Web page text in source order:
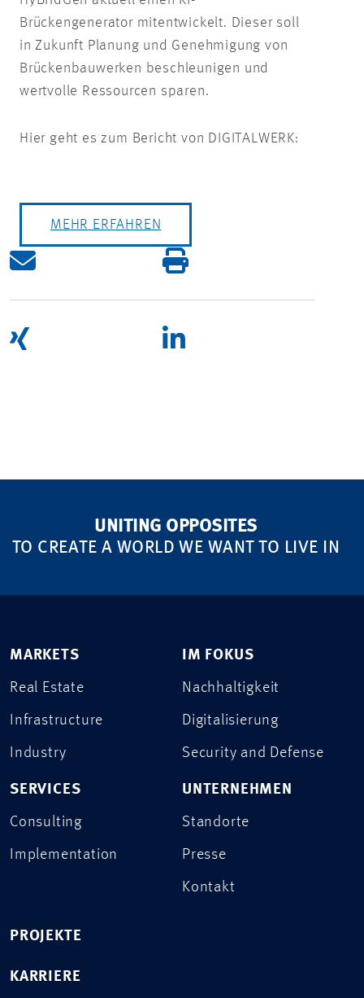
Brückengenerator mitentwickelt. Dieser soll
in Zukunft Planung und Genehmigung von
Brückenbauwerken beschleunigen und
wertvolle Ressourcen sparen.
Hier geht es zum Bericht von DIGITALWERK:
MEHR ERFAHREN
UNITING OPPOSITES
TO CREATE A WORLD WE WANT TO LIVE IN
MARKETS
Real Estate
Infrastructure
Industry
SERVICES
Consulting
Implementation
IM FOKUS
Nachhaltigkeit
Digitalisierung
Security and Defense
UNTERNEHMEN
Standorte
Presse
Kontakt
PROJEKTE
KARRIERE